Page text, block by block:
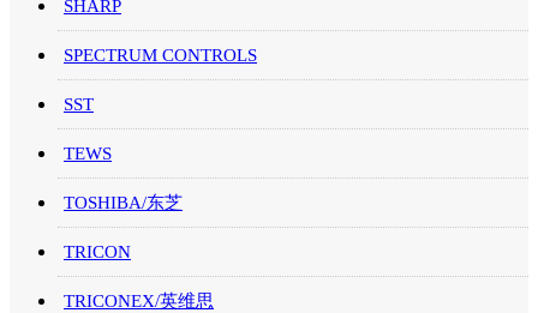
SHARP
SPECTRUM CONTROLS
SST
TEWS
TOSHIBA/东芝
TRICON
TRICONEX/英维思